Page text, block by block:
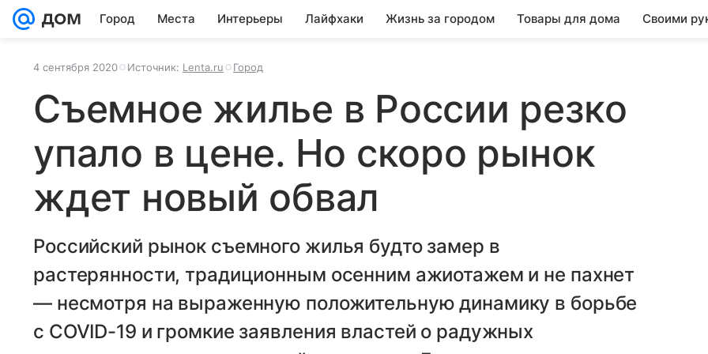
Город Места Интерьеры Лайфхаки Жизнь за городом Товары для дома Своими
4 сентября 2020 Источник: Lenta.ru Город
Съемное жилье в России резко
упало в цене. Но скоро рынок
ждет новый обвал
Российский рынок съемного жилья будто замер в
растерянности, традиционным осенним ажиотажем и не пахнет
— несмотря на выраженную положительную динамику в борьбе
с COVID-19 и громкие заявления властей о радужных